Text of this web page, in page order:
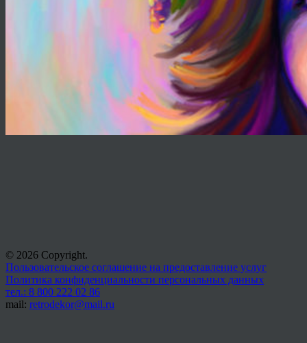
© 2026 Copyright.
Пользовательское соглашение на предоставление услуг
Политика конфиденциальности персональных данных
тел.: 8 800 222 02 86
mail: retrodekor@mail.ru